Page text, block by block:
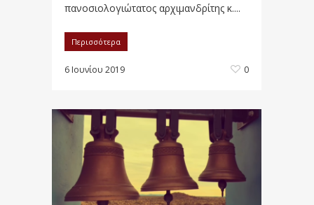
πανοσιολογιώτατος αρχιμανδρίτης κ....
Περισσότερα
6 Ιουνίου 2019 0